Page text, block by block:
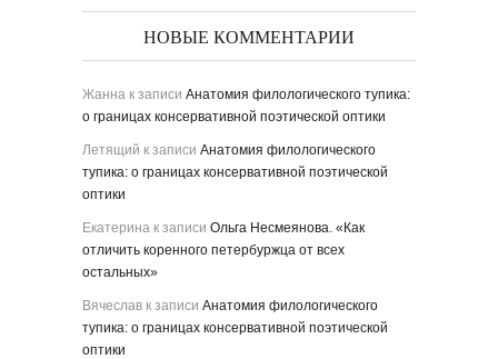
НОВЫЕ КОММЕНТАРИИ
Жанна к записи Анатомия филологического тупика:
о границах консервативной поэтической оптики
Летящий к записи Анатомия филологического
тупика: о границах консервативной поэтической
оптики
Екатерина к записи Ольга Несмеянова. «Как
отличить коренного петербуржца от всех
остальных»
Вячеслав к записи Анатомия филологического
тупика: о границах консервативной поэтической
оптики